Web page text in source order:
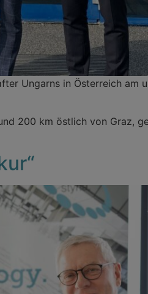
Ungarns in Österreich am
200 km östlich von Graz,